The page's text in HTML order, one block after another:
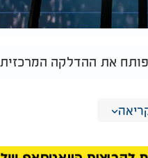
את ההדלקה
בויאן, שנסתלק לבית